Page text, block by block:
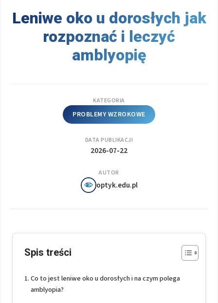
Leniwe oko u dorosłych jak
rozpoznać i leczyć
amblyopię
KATEGORIA
PROBLEMY WZROKOWE
DATA PUBLIKACJI
2026-07-22
AUTOR
optyk.edu.pl
Spis treści
Co to jest leniwe oko u dorosłych i na czym polega
amblyopia?